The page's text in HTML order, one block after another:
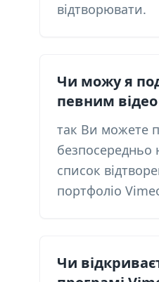
відтворювати.
Чи можу я
певним
так Ви можете
безпосередньо
список
портфоліо
Чи